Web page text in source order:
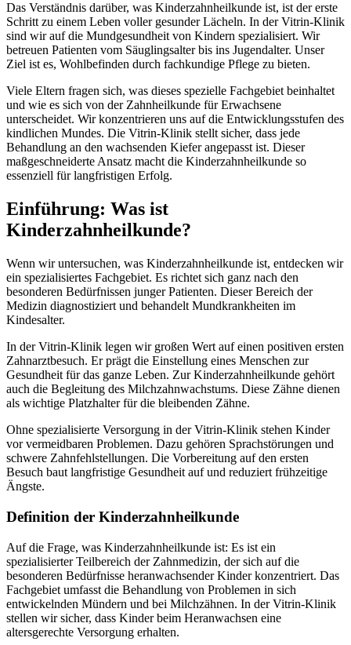
Das Verständnis darüber, was Kinderzahnheilkunde ist, ist der erste
Schritt zu einem Leben voller gesunder Lächeln. In der Vitrin-Klinik
sind wir auf die Mundgesundheit von Kindern spezialisiert. Wir
betreuen Patienten vom Säuglingsalter bis ins Jugendalter. Unser
Ziel ist es, Wohlbefinden durch fachkundige Pflege zu bieten.
Viele Eltern fragen sich, was dieses spezielle Fachgebiet beinhaltet
und wie es sich von der Zahnheilkunde für Erwachsene
unterscheidet. Wir konzentrieren uns auf die Entwicklungsstufen des
kindlichen Mundes. Die Vitrin-Klinik stellt sicher, dass jede
Behandlung an den wachsenden Kiefer angepasst ist. Dieser
maßgeschneiderte Ansatz macht die Kinderzahnheilkunde so
essenziell für langfristigen Erfolg.
Einführung: Was ist
Kinderzahnheilkunde?
Wenn wir untersuchen, was Kinderzahnheilkunde ist, entdecken wir
ein spezialisiertes Fachgebiet. Es richtet sich ganz nach den
besonderen Bedürfnissen junger Patienten. Dieser Bereich der
Medizin diagnostiziert und behandelt Mundkrankheiten im
Kindesalter.
In der Vitrin-Klinik legen wir großen Wert auf einen positiven ersten
Zahnarztbesuch. Er prägt die Einstellung eines Menschen zur
Gesundheit für das ganze Leben. Zur Kinderzahnheilkunde gehört
auch die Begleitung des Milchzahnwachstums. Diese Zähne dienen
als wichtige Platzhalter für die bleibenden Zähne.
Ohne spezialisierte Versorgung in der Vitrin-Klinik stehen Kinder
vor vermeidbaren Problemen. Dazu gehören Sprachstörungen und
schwere Zahnfehlstellungen. Die Vorbereitung auf den ersten
Besuch baut langfristige Gesundheit auf und reduziert frühzeitige
Ängste.
Definition der Kinderzahnheilkunde
Auf die Frage, was Kinderzahnheilkunde ist: Es ist ein
spezialisierter Teilbereich der Zahnmedizin, der sich auf die
besonderen Bedürfnisse heranwachsender Kinder konzentriert. Das
Fachgebiet umfasst die Behandlung von Problemen in sich
entwickelnden Mündern und bei Milchzähnen. In der Vitrin-Klinik
stellen wir sicher, dass Kinder beim Heranwachsen eine
altersgerechte Versorgung erhalten.